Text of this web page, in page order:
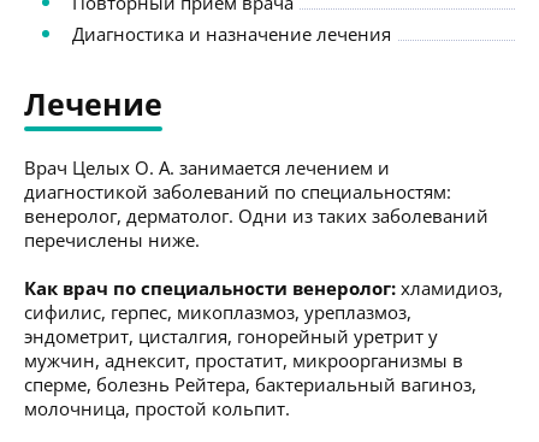
Диагностика и назначение лечения
Лечение
Врач Целых О. А. занимается лечением и
диагностикой заболеваний по специальностям:
венеролог, дерматолог. Одни из таких заболеваний
перечислены ниже.
Как врач по специальности венеролог: хламидиоз,
сифилис, герпес, микоплазмоз, уреплазмоз,
эндометрит, цисталгия, гонорейный уретрит у
мужчин, аднексит, простатит, микроорганизмы в
сперме, болезнь Рейтера, бактериальный вагиноз,
молочница, простой кольпит.